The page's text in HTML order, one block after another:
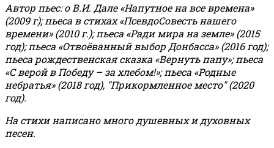
Автор пьес: о В.И. Дале «Напутное на все времена»
(2009 г); пьеса в стихах «ПсевдоСовесть нашего
времени» (2010 г.); пьеса «Ради мира на земле» (2015
год); пьеса «Отвоёванный выбор Донбасса» (2016 год);
пьеса рождественская сказка «Вернуть папу»; пьеса
«С верой в Победу – за хлебом!»;пьеса «Родные
небратья» (2018 год), "Прикормленное место" (2020
год).
На стихи написано много душевных и духовных
песен.